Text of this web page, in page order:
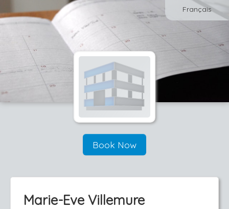
Français
Book Now
Marie-Eve Villemure